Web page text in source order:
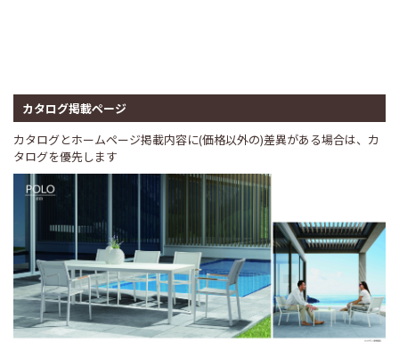
カタログ掲載ページ
カタログとホームページ掲載内容に(価格以外の)差異がある場合は、カ
タログを優先します